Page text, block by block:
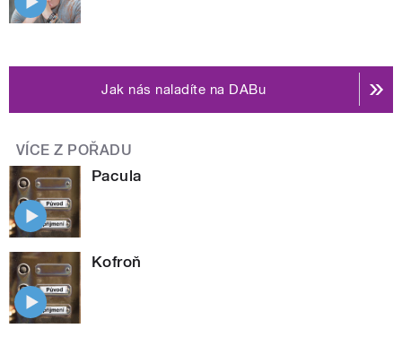
Jak nás naladíte na DABu
VÍCE Z POŘADU
Pacula
Kofroň